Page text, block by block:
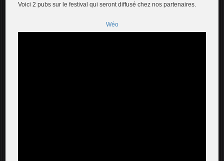
Voici 2 pubs sur le festival qui seront diffusé chez nos partenaires.
Wéo